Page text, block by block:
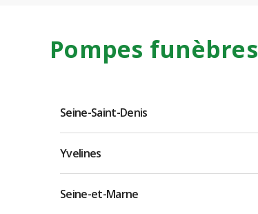
Pompes
Seine-Saint-Denis
Yvelines
Seine-et-Marne